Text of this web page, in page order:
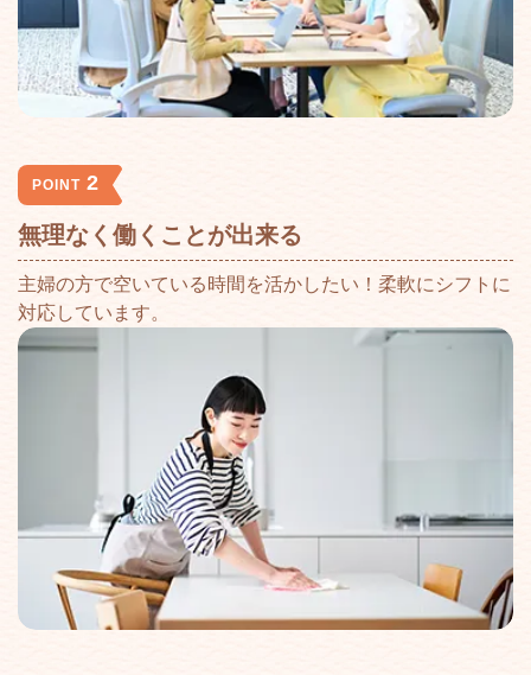
POINT 2
無理なく働くことが出来る
主婦の方で空いている時間を活かしたい！柔軟にシフトに
対応しています。